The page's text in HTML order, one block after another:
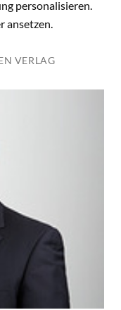
personalisieren.
ansetzen.
VERLAG